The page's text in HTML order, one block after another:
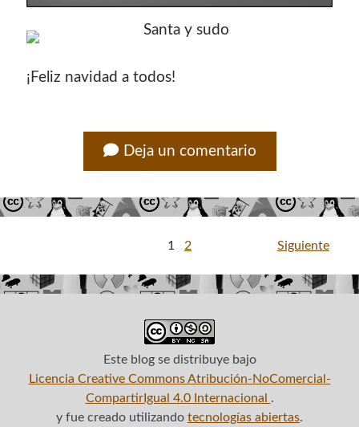
¡Feliz navidad a todos!
Deja un comentario
de
1 2 Siguiente
Este blogse distribuye bajo
Licencia Creative Commons Atribución-NoComercial-
CompartirIgual 4.0 Internacional .
y fue creado utilizando tecnologías abiertas.